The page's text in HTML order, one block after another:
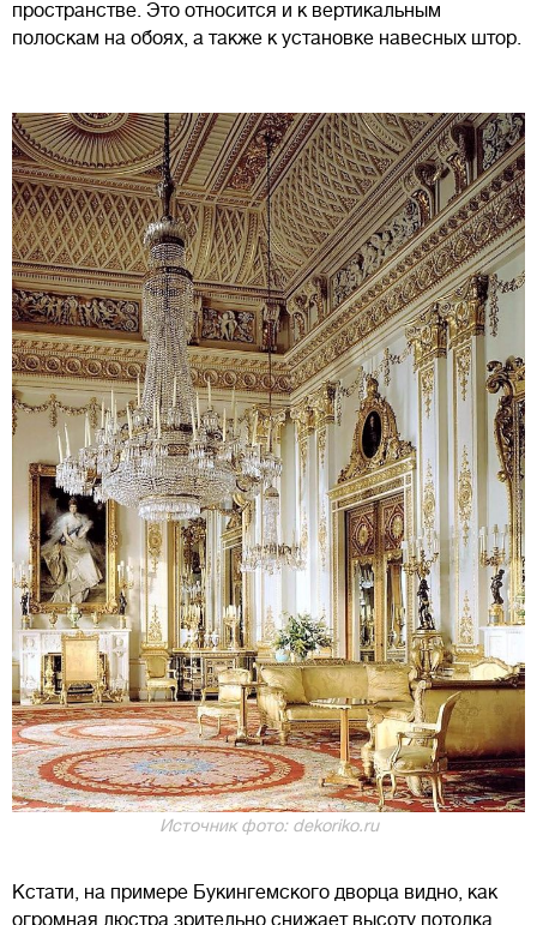
пространстве. Это относится и к вертикальным
полоскам на обоях, а также к установке навесных штор.
Источник фото: dekoriko.ru
Кстати, на примере Букингемского дворца видно, как
огромная люстра зрительно снижает высоту потолка.